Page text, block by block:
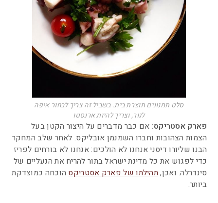
סלט תמנונים תוצרת בית. בשביל זה צריך לבחור איפה
לגור, וצריך להיות ארנסטו
פארק אסטריקס: אם כבר מדברים על היצור הקטן בעל
הצמות הצהובות וחברו השמנמן אובליקס. לאחר שלב המחקר
הבנו שליורו דיסני אנחנו לא הולכים: אנחנו לא בורחים לפריז
כדי לפגוש את כל מדינת ישראל בתור להריח את הנעליים של
סינדרלה. ואכן,תהילתו של פארק אסטריקסהוכחה כמוצדקת
ביותר.